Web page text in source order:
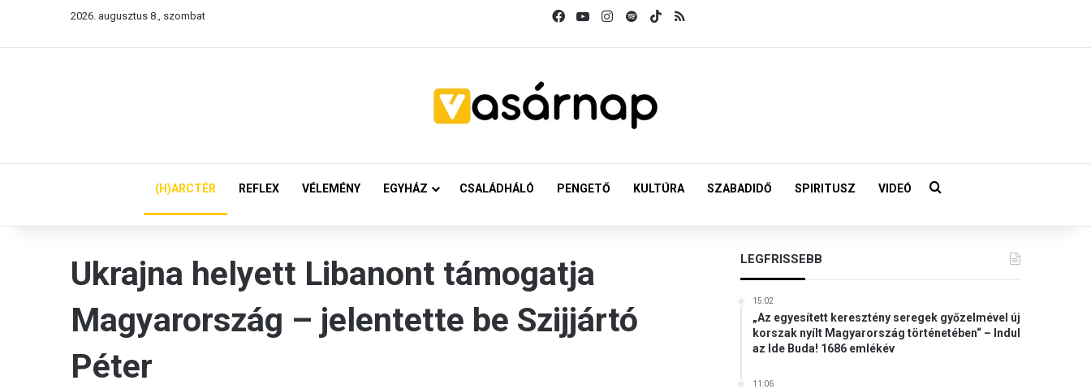
2026. augusztus 8., szombat FacebookYouTubeInstagram
SpotifyTikTok
(H)ARCTÉR REFLEX VÉLEMÉNY EGYHÁZ CSALÁDHÁLÓ PENGETŐ KULTÚRA SZABADIDŐ SPIRITUSZ VIDEÓ Keresés:
Ukrajna helyett Libanont támogatja
Magyarország – jelentette be Szijjártó
Péter
LEGFRISSEBB
15:02
„Az egyesített keresztény seregek győzelmével új
korszak nyílt Magyarország történetében“ – Indul
az Ide Buda! 1686 emlékév
11:06